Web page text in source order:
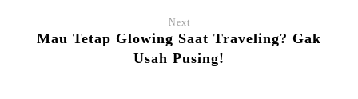
Next
Mau Tetap Glowing Saat Traveling? Gak
Usah Pusing!